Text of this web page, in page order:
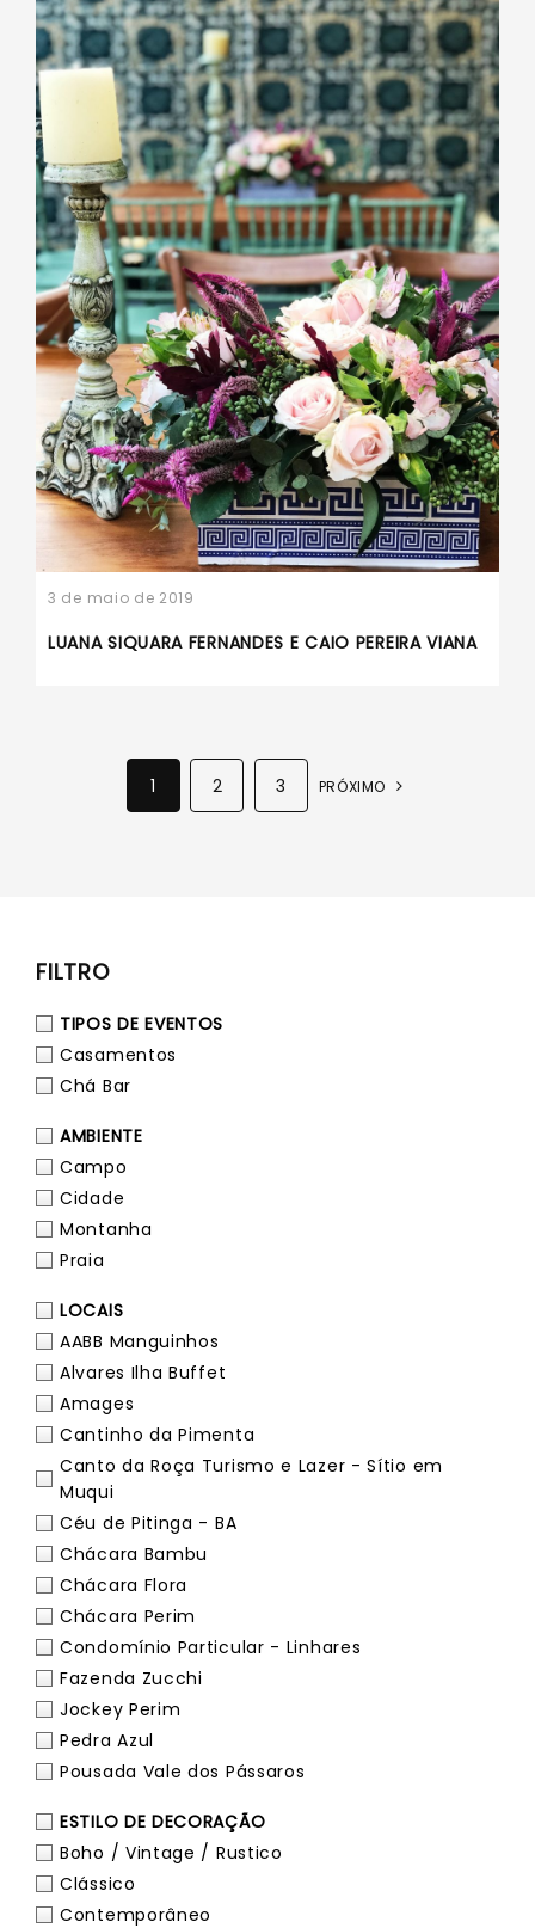
3 de maio de 2019
LUANA SIQUARA FERNANDES E CAIO PEREIRA VIANA
1 2 3 PRÓXIMO
FILTRO
TIPOS DE EVENTOS
Casamentos
Chá Bar
AMBIENTE
Campo
Cidade
Montanha
Praia
LOCAIS
AABB Manguinhos
Alvares Ilha Buffet
Amages
Cantinho da Pimenta
Canto da Roça Turismo e Lazer - Sítio em
Muqui
Céu de Pitinga - BA
Chácara Bambu
Chácara Flora
Chácara Perim
Condomínio Particular - Linhares
Fazenda Zucchi
Jockey Perim
Pedra Azul
Pousada Vale dos Pássaros
ESTILO DE DECORAÇÃO
Boho / Vintage / Rustico
Clássico
Contemporâneo